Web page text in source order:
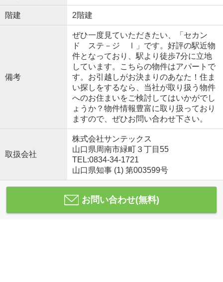
階建 2階建
備考
ぜひ一度見ていただきたい、「セカン
ド ステ－ジ Ⅰ」です。好評の駅近物
件となっており、駅より徒歩7分に立地
しています。こちらの物件はアパートで
す。お引越しがお決まりのあなた！住ま
い探しをするなら、当社が取り扱う物件
へのお住まいをご検討してはいかがでし
ょうか？物件情報豊富に取り扱っており
ますので、ぜひお問い合わせ下さい。
取扱会社
株式会社サンテックス
山口県周南市緑町３丁目55
TEL:0834-34-1721
山口県知事 (1) 第003599号
お問い合わせ(無料)